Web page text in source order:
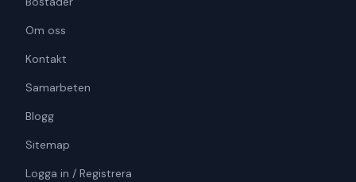
Om oss
Kontakt
Samarbeten
Blogg
Sitemap
Logga in / Registrera